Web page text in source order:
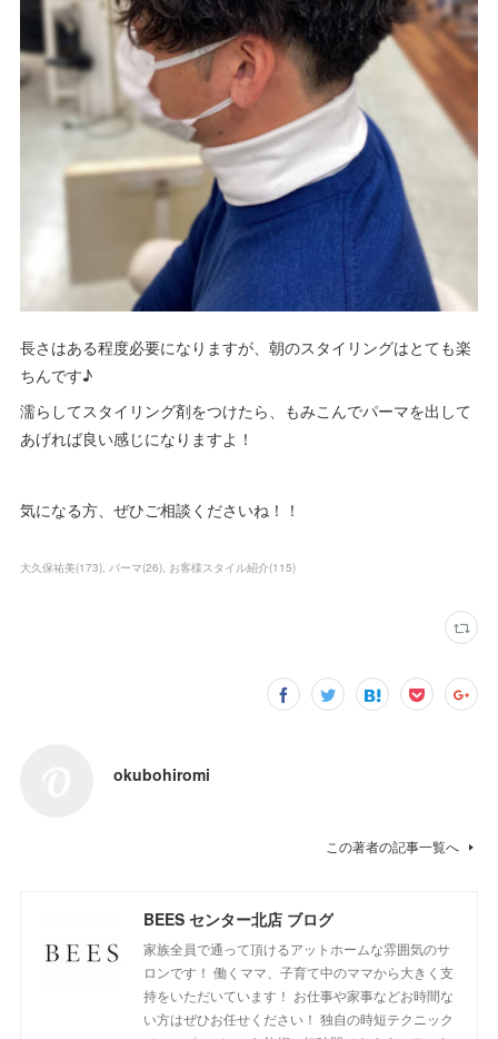
長さはある程度必要になりますが、朝のスタイリングはとても楽
ちんです♪
濡らしてスタイリング剤をつけたら、もみこんでパーマを出して
あげれば良い感じになりますよ！
気になる方、ぜひご相談くださいね！！
大久保祐美(173) パーマ(26) お客様スタイル紹介(115)
okubohiromi
この著者の記事一覧へ
BEES センター北店 ブログ
家族全員で通って頂けるアットホームな雰囲気のサ
ロンです！ 働くママ、子育て中のママから大きく支
持をいただいています！ お仕事や家事などお時間な
い方はぜひお任せください！ 独自の時短テクニック